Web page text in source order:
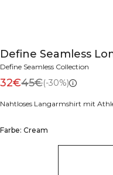
Define Seamless
Define Seamless Collection
32€45€(-30%)
Nahtloses Langarmshirt mit
Farbe: Cream